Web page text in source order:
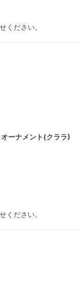
ください。
オーナメント(クララ)
ください。